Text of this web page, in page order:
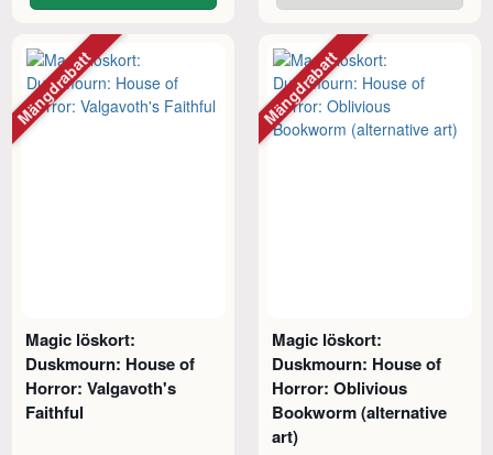
Magic löskort:
Duskmourn: House of
Horror: Valgavoth's
Faithful
Mängdrabatt
Magic löskort:
Duskmourn: House of
Horror: Oblivious
Bookworm (alternative
art)
Mängdrabatt